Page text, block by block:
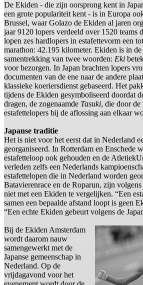
De Ekiden - die zijn oorsprong kent in
een grote populariteit kent - is in Europa
Brussel, waar Golazo de Ekiden al jaren
jaar 9120 lopers verdeeld over 1520 teams
lopen zes hardlopers in estafettevorm een
marathon: 42.195 kilometer. Ekiden is in de
samentrekking van twee woorden: Eki
voor bezorgen. In Japan brachten lopers
documenten van de ene naar de andere
klassieke koeriersdienst gebaseerd. Het
tijdens de Ekiden gesymboliseerd doordat
dragen, de zogenaamde Tasuki, die door de
estafettelopers bij de aflossing aan elkaar
Japanse traditie
Het is niet voor het eerst dat in Nederland
georganiseerd. In Rotterdam en Enschede
estafetteloop ook gehouden en de
verleden zelfs een Nederlands
estafettelopen die in Nederland worden
Batavierenrace en de Roparun, zijn
niet met een Ekiden te vergelijken. “Een
samen een bepaalde afstand loopt is geen
“Een echte Ekiden gebeurt volgens de
Bij de Ekiden Amsterdam
wordt daarom nauw
samengewerkt met de
Japanse gemeenschap in
Nederland. Op de
vrijdagavond voor het